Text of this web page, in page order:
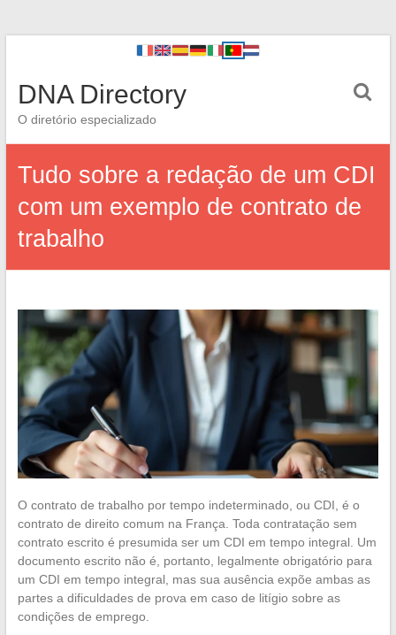
DNA Directory
O diretório especializado
Tudo sobre a redação de um CDI
com um exemplo de contrato de
trabalho
O contrato de trabalho por tempo indeterminado, ou CDI, é o
contrato de direito comum na França. Toda contratação sem
contrato escrito é presumida ser um CDI em tempo integral. Um
documento escrito não é, portanto, legalmente obrigatório para
um CDI em tempo integral, mas sua ausência expõe ambas as
partes a dificuldades de prova em caso de litígio sobre as
condições de emprego.